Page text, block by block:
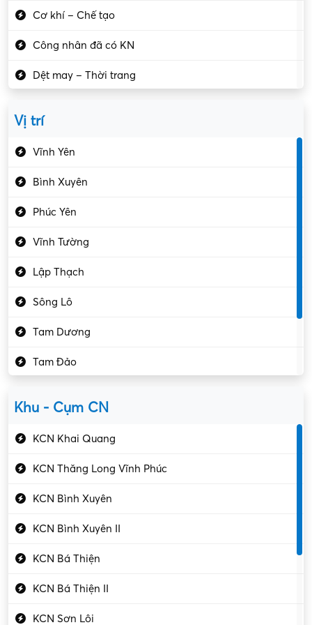
Cơ khí – Chế tạo
Công nhân đã có KN
Dệt may – Thời trang
Kiểm soát chất lượng
Kỹ sư cơ khí
Kỹ sư điện
Kỹ thuật cao
Kỹ thuật mạng – IT
Làm bán thời gian
Lao động phổ thông
Lập trình – Phát triển
Luật – Công chứng
Vị trí
Vĩnh Yên
Bình Xuyên
Phúc Yên
Vĩnh Tường
Lập Thạch
Sông Lô
Tam Dương
Tam Đảo
Khu - Cụm CN
KCN Khai Quang
KCN Thăng Long Vĩnh Phúc
KCN Bình Xuyên
KCN Bình Xuyên II
KCN Bá Thiện
KCN Bá Thiện II
KCN Sơn Lôi